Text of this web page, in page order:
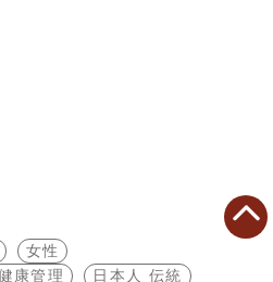
女性
康管理 日本人 伝統